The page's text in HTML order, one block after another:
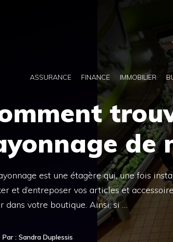
ASSURANCE FINANCE IMMOBILIER
de
est une étagère qui, une fois
et d’entreposer vos articles et
dans votre boutique. Ainsi, si …
Par : Sandra Duplessis